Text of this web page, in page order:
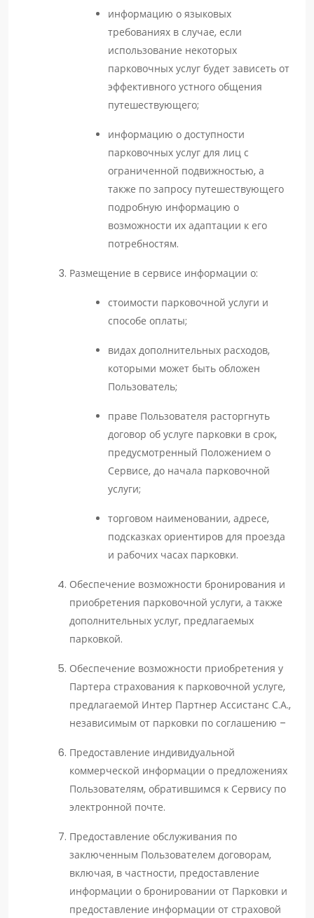
информацию о языковых
требованиях в случае, если
использование некоторых
парковочных услуг будет зависеть от
эффективного устного общения
путешествующего;
информацию о доступности
парковочных услуг для лиц с
ограниченной подвижностью, а
также по запросу путешествующего
подробную информацию о
возможности их адаптации к его
потребностям.
Размещение в сервисе информации о:
стоимости парковочной услуги и
способе оплаты;
видах дополнительных расходов,
которыми может быть обложен
Пользователь;
праве Пользователя расторгнуть
договор об услуге парковки в срок,
предусмотренный Положением о
Сервисе, до начала парковочной
услуги;
торговом наименовании, адресе,
подсказках ориентиров для проезда
и рабочих часах парковки.
Обеспечение возможности бронирования и
приобретения парковочной услуги, а также
дополнительных услуг, предлагаемых
парковкой.
Обеспечение возможности приобретения у
Партера страхования к парковочной услуге,
предлагаемой Интер Партнер Ассистанс С.А.,
независимым от парковки по соглашению –
Предоставление индивидуальной
коммерческой информации о предложениях
Пользователям, обратившимся к Сервису по
электронной почте.
Предоставление обслуживания по
заключенным Пользователем договорам,
включая, в частности, предоставление
информации о бронировании от Парковки и
предоставление информации от страховой